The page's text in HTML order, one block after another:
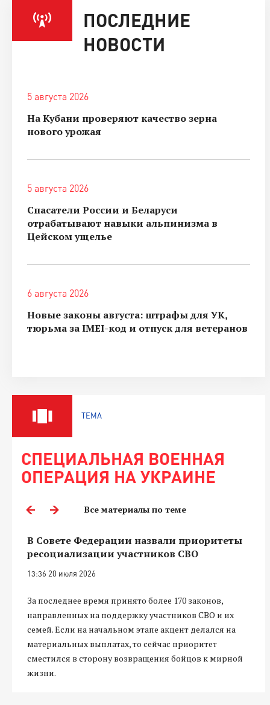
ПОСЛЕДНИЕ
НОВОСТИ
5 августа 2026
На Кубани проверяют качество зерна
нового урожая
5 августа 2026
Спасатели России и Беларуси
отрабатывают навыки альпинизма в
Цейском ущелье
6 августа 2026
Новые законы августа: штрафы для УК,
тюрьма за IMEI-код и отпуск для ветеранов
ТЕМА
СПЕЦИАЛЬНАЯ ВОЕННАЯ
ОПЕРАЦИЯ НА УКРАИНЕ
Все материалы по теме
В Совете Федерации назвали приоритеты
ресоциализации участников СВО
13:36 20 июля 2026
За последнее время принято более 170 законов,
направленных на поддержку участников СВО и их
семей. Если на начальном этапе акцент делался на
материальных выплатах, то сейчас приоритет
сместился в сторону возвращения бойцов к мирной
жизни.